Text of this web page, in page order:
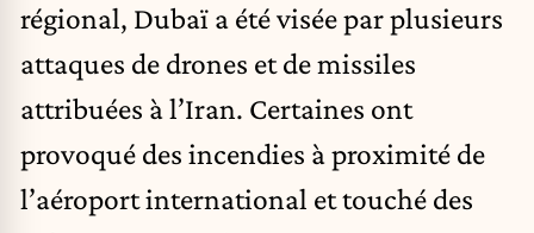
régional, Dubaï a été visée par plusieurs
attaques de drones et de missiles
attribuées à l’Iran. Certaines ont
provoqué des incendies à proximité de
l’aéroport international et touché des